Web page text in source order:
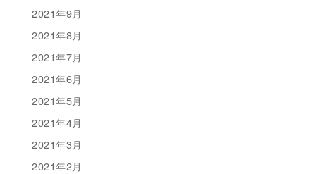
2021年9月
2021年8月
2021年7月
2021年6月
2021年5月
2021年4月
2021年3月
2021年2月